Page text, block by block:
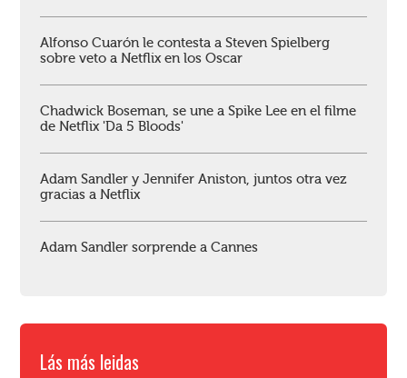
Alfonso Cuarón le contesta a Steven Spielberg
sobre veto a Netflix en los Oscar
Chadwick Boseman, se une a Spike Lee en el filme
de Netflix 'Da 5 Bloods'
Adam Sandler y Jennifer Aniston, juntos otra vez
gracias a Netflix
Adam Sandler sorprende a Cannes
Lás más leidas